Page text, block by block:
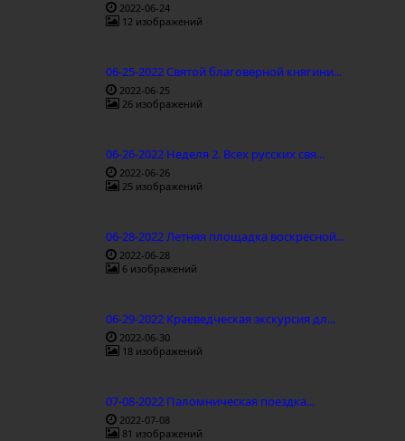
2022-06-24
12 изображений
06-25-2022 Святой благоверной княгини...
2022-06-25
26 изображений
06-26-2022 Неделя 2. Всех русских свя...
2022-06-26
25 изображений
06-28-2022 Летняя площадка воскресной...
2022-06-28
6 изображений
06-29-2022 Краеведческая экскурсия дл...
2022-06-30
18 изображений
07-08-2022 Паломническая поездка...
2022-07-08
81 изображений